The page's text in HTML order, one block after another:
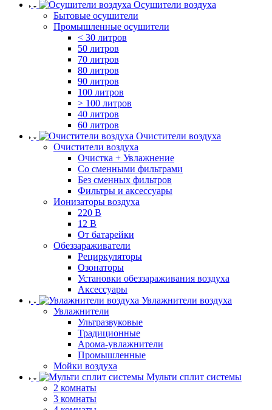
Осушители воздуха
Бытовые осушители
Промышленные осушители
< 30 литров
50 литров
70 литров
80 литров
90 литров
100 литров
> 100 литров
40 литров
60 литров
Очистители воздуха
Очистители воздуха
Очистка + Увлажнение
Cо сменными фильтрами
Без сменных фильтров
Фильтры и аксессуары
Ионизаторы воздуха
220 В
12 В
От батарейки
Обеззараживатели
Рециркуляторы
Озонаторы
Установки обеззараживания воздуха
Аксессуары
Увлажнители воздуха
Увлажнители
Ультразвуковые
Традиционные
Арома-увлажнители
Промышленные
Мойки воздуха
Мульти сплит системы
2 комнаты
3 комнаты